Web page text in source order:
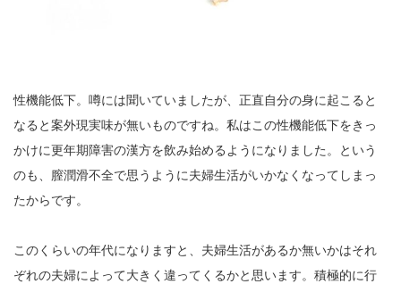
性機能低下。噂には聞いていましたが、正直自分の身に起こると
なると案外現実味が無いものですね。私はこの性機能低下をきっ
かけに更年期障害の漢方を飲み始めるようになりました。という
のも、膣潤滑不全で思うように夫婦生活がいかなくなってしまっ
たからです。
このくらいの年代になりますと、夫婦生活があるか無いかはそれ
ぞれの夫婦によって大きく違ってくるかと思います。積極的に行